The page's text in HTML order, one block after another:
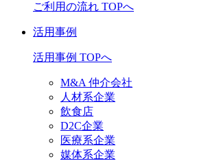
ご利用の流れ TOPへ
活用事例
活用事例 TOPへ
M&A 仲介会社
人材系企業
飲食店
D2C企業
医療系企業
媒体系企業